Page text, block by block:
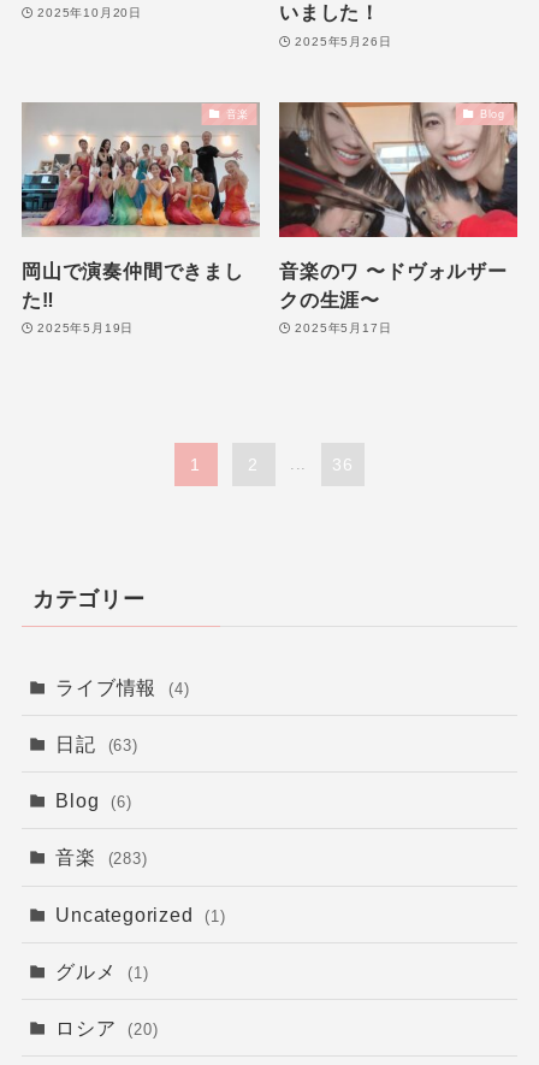
2025年10月20日
いました！
2025年5月26日
音楽
岡山で演奏仲間できまし
た‼️
2025年5月19日
Blog
音楽のワ 〜ドヴォルザー
クの生涯〜
2025年5月17日
1 2 ... 36
カテゴリー
ライブ情報 (4)
日記 (63)
Blog (6)
音楽 (283)
Uncategorized (1)
グルメ (1)
ロシア (20)